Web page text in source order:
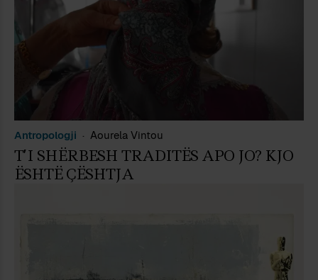
Antropologji Aourela Vintou
T’I SHËRBESH TRADITËS APO JO? KJO
ËSHTË ÇËSHTJA